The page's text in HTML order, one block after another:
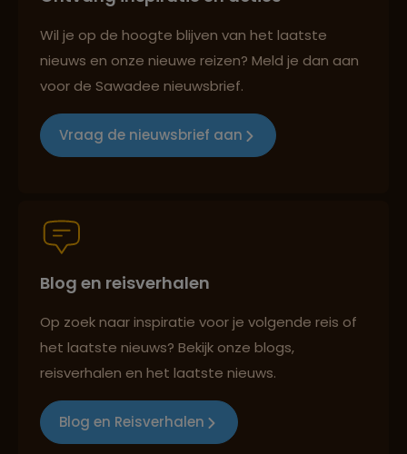
Groepsreizen mét indivuele vrijheid
Best beoordeelde reisroutes
Reizen met oog voor mens, cultuur en milieu
Wil je op de hoogte blijven van het laatste
nieuws en onze nieuwe reizen? Meld je dan aan
voor de Sawadee nieuwsbrief.
Vraag de nieuwsbrief aan
Blog en reisverhalen
Op zoek naar inspiratie voor je volgende reis of
het laatste nieuws? Bekijk onze blogs,
reisverhalen en het laatste nieuws.
Blog en Reisverhalen